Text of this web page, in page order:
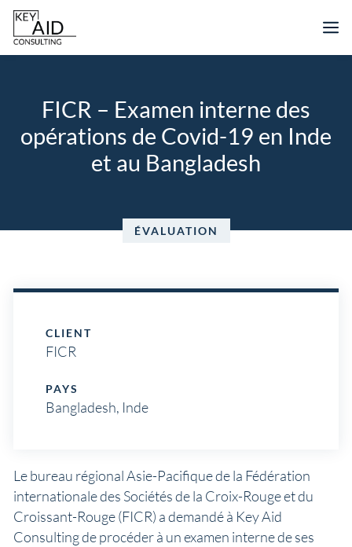
Aller
contenu
FICR – Examen interne des
opérations de Covid-19 en Inde
et au Bangladesh
ÉVALUATION
Le bureau régional Asie-Pacifique de la Fédération
internationale des Sociétés de la Croix-Rouge et du
Croissant-Rouge (FICR) a demandé à Key Aid
Consulting de procéder à un examen interne de ses
CLIENT
FICR
PAYS
Bangladesh, Inde